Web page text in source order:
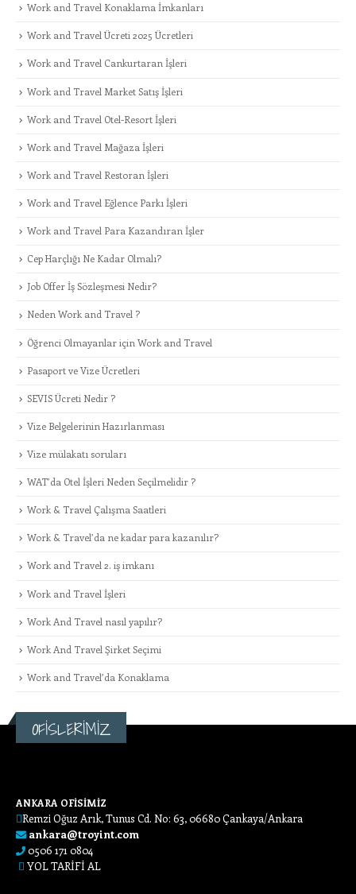
Work and Travel Konaklama İmkanları
Work and Travel Ücreti 2025 Ücretleri
Work and Travel Cankurtaran İşleri
Work and Travel Market Satış İşleri
Work and Travel Otel-Resort İşleri
Work and Travel Mağaza İşleri
Work and Travel Restoran İşleri
Work and Travel Eğlence Parkı İşleri
Work and Travel Para Kazandıran İşler
Cep Harçlığı Ne Kadar Olmalı?
Job Offer İş Sözleşmesi Nedir?
Neden Work and Travel ?
Öğrenci Olmayanlar için Work and Travel
Pasaport ve Vize Ücretleri
SEVIS Ücreti Nedir ?
Vize Belgelerinin Hazırlanması
Vize mülakatı soruları
WAT’da Otel İşleri Neden Seçilmelidir ?
Work & Travel Çalışma Saatleri
Work & Travel’da ne kadar para kazanılır?
Work and Travel 2. iş imkanı
Work and Travel İşleri
Work And Travel nasıl yapılır?
Work And Travel Şirket Seçimi
Work and Travel’da Konaklama
OFİSLERİMİZ
ANKARA OFİSİMİZ
Remzi Oğuz Arık, Tunus Cd. No: 63, 06680 Çankaya/Ankara
ankara@troyint.com
0506 171 0804
YOL TARİFİ AL